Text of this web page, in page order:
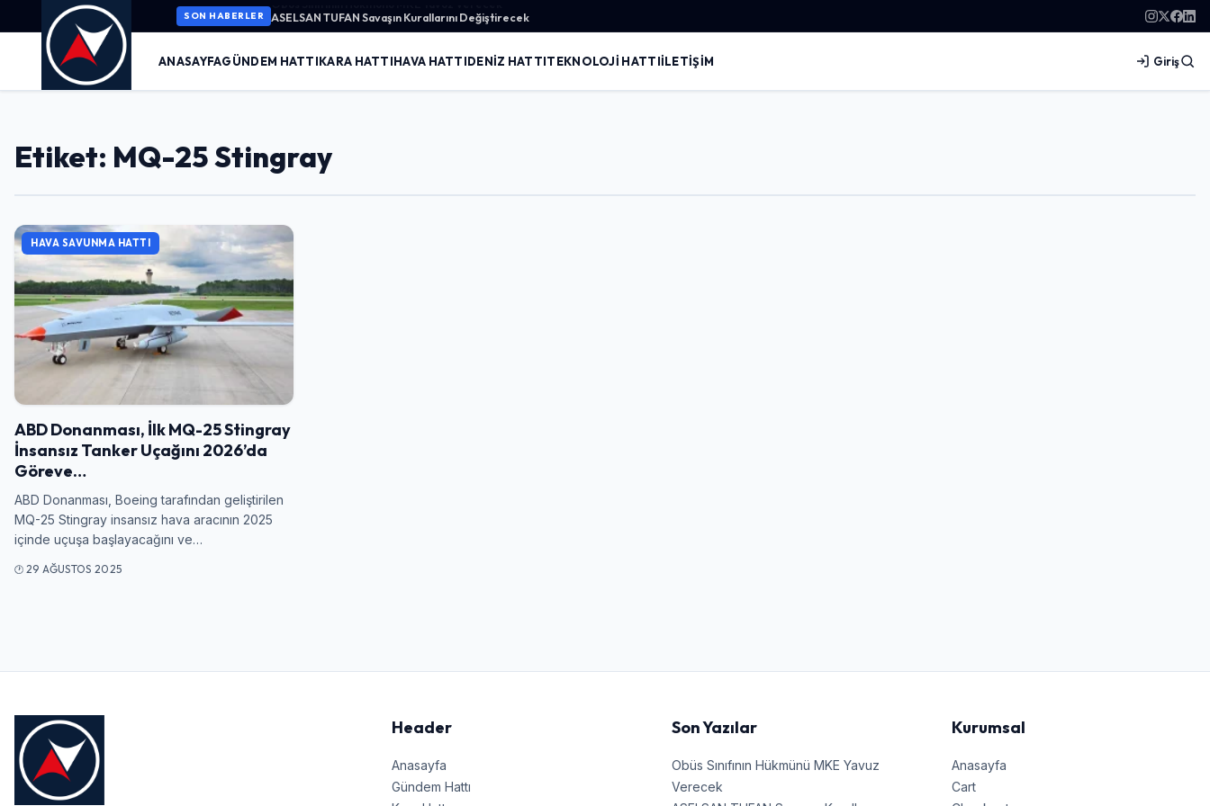
SON HABERLER ASELSAN TUFAN Savaşın Kurallarını Değiştirecek
ANASAYFAGÜNDEM HATTIKARA HATTIHAVA HATTIDENIZ HATTITEKNOLOJI HATTIİLETIŞIM Giriş
Etiket: MQ-25 Stingray
HAVA SAVUNMA HATTI
ABD Donanması, İlk MQ-25 Stingray
İnsansız Tanker Uçağını 2026’da
Göreve…
ABD Donanması, Boeing tarafından geliştirilen
MQ-25 Stingray insansız hava aracının 2025
içinde uçuşa başlayacağını ve…
29 AĞUSTOS 2025
Header
Anasayfa
Gündem Hattı
Son Yazılar
Obüs Sınıfının Hükmünü MKE Yavuz
Verecek
Kurumsal
Anasayfa
Cart